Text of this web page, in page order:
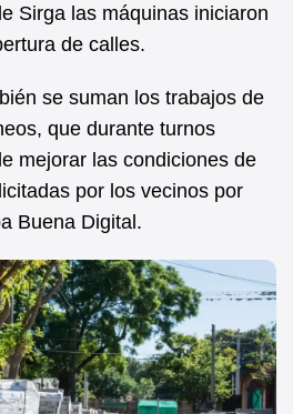
Sirga las máquinas iniciaron
de calles.
se suman los trabajos de
que durante turnos
mejorar las condiciones de
por los vecinos por
Buena Digital.